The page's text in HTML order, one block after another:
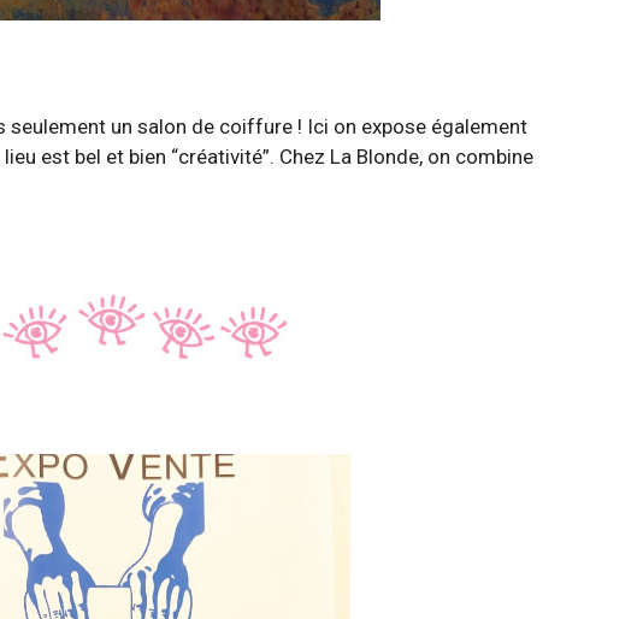
seulement un salon de coiffure ! Ici on expose également
est bel et bien “créativité”. Chez La Blonde, on combine